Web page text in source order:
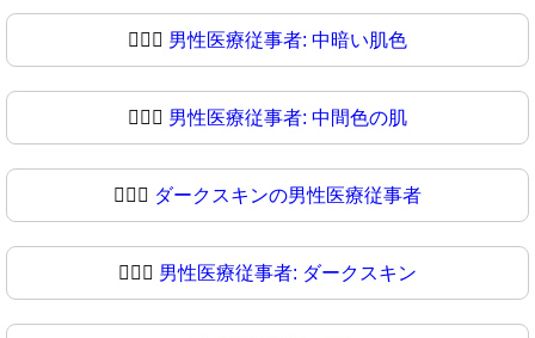
👨🏾‍⚕️ 男性医療従事者: 中暗い肌色
👨🏾‍⚕ 男性医療従事者: 中間色の肌
👨🏿‍⚕️ ダークスキンの男性医療従事者
👨🏿‍⚕ 男性医療従事者: ダークスキン